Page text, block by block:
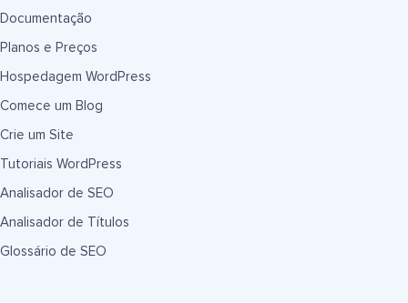
Documentação
Planos e Preços
Hospedagem WordPress
Comece um Blog
Crie um Site
Tutoriais WordPress
Analisador de SEO
Analisador de Títulos
Glossário de SEO